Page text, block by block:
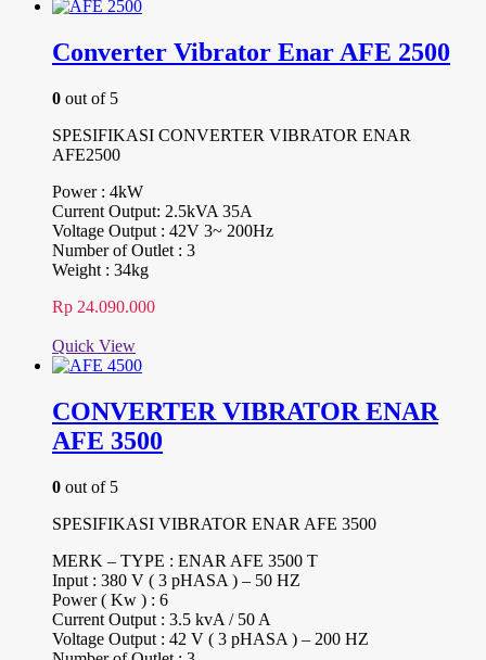
Converter Vibrator Enar AFE 2500
0 out of 5
SPESIFIKASI CONVERTER VIBRATOR ENAR
AFE2500
Power : 4kW
Current Output: 2.5kVA 35A
Voltage Output : 42V 3~ 200Hz
Number of Outlet : 3
Weight : 34kg
Rp 24.090.000
Quick View
CONVERTER VIBRATOR ENAR
AFE 3500
0 out of 5
SPESIFIKASI VIBRATOR ENAR AFE 3500
MERK – TYPE : ENAR AFE 3500 T
Input : 380 V ( 3 pHASA ) – 50 HZ
Power ( Kw ) : 6
Current Output : 3.5 kvA / 50 A
Voltage Output : 42 V ( 3 pHASA ) – 200 HZ